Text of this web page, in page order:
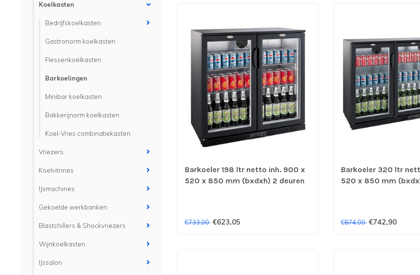
Koelkasten
Bedrijfskoelkasten
Gastronorm koelkasten
Flessenkoelkasten
Barkoelingen
Minibar koelkasten
Bakkerijnorm koelkasten
Koel-Vries combinatiekasten
Vriezers
Koelvitrines
IJsmachines
Gekoelde werkbanken
Blastchillers & Shockvriezers
Wijnkoelkasten
IJssalon
Barkoeler 198 ltr netto inh. 900 x
520 x 850 mm (bxdxh) 2 deuren
€733,00 €623,05
Barkoeler 320 ltr
520 x 850 mm
€874,00 €742,90